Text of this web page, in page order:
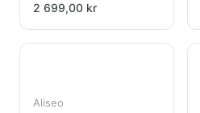
2 699,00 kr
Aliseo